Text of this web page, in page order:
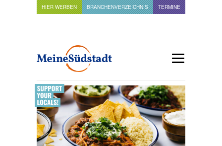
HIER WERBEN BRANCHENVERZEICHNIS TERMINE